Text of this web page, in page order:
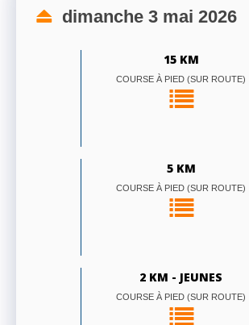
dimanche 3 mai 2026
15 KM
COURSE À PIED (SUR ROUTE)
5 KM
COURSE À PIED (SUR ROUTE)
2 KM - JEUNES
COURSE À PIED (SUR ROUTE)